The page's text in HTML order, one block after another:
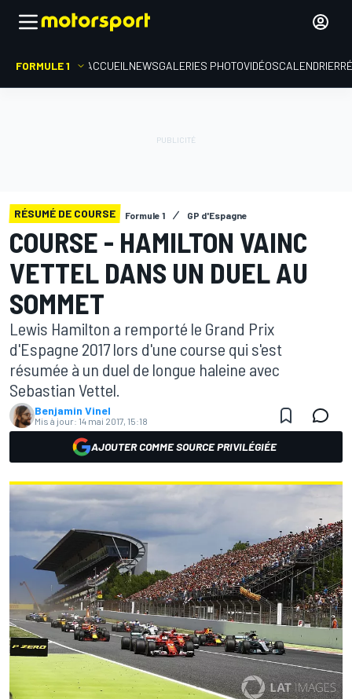
FORMULE 1 ACCUEIL NEWSGALERIES PHOTOVIDÉOSCALENDRIER
RÉSUMÉ DE COURSE Formule 1 GP d'Espagne
COURSE - HAMILTON VAINC
VETTEL DANS UN DUEL AU
SOMMET
Lewis Hamilton a remporté le Grand Prix
d'Espagne 2017 lors d'une course qui s'est
résumée à un duel de longue haleine avec
Sebastian Vettel.
Benjamin Vinel
Mis à jour: 14 mai 2017, 15:18
AJOUTER COMME SOURCE PRIVILÉGIÉE